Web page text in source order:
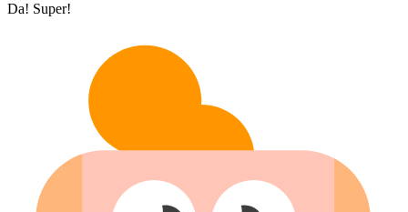
Da! Super!